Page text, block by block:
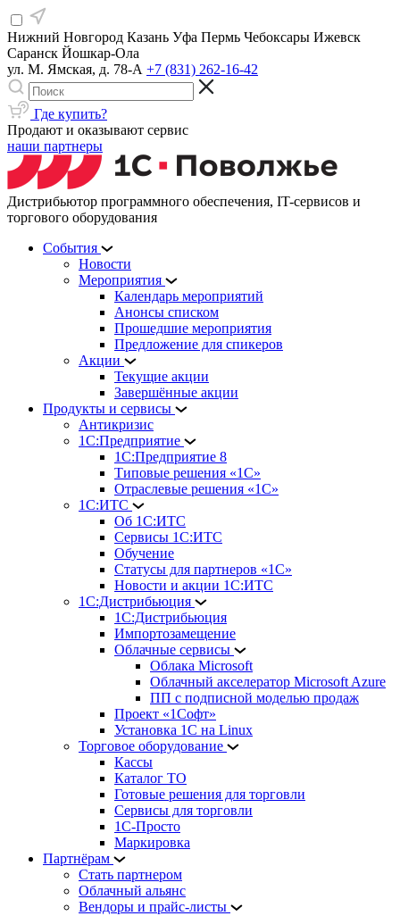
Нижний Новгород Казань Уфа Пермь Чебоксары Ижевск
Саранск Йошкар-Ола
ул. М. Ямская, д. 78-А +7 (831) 262-16-42
Где купить?
Продают и оказывают сервис
наши партнеры
Дистрибьютор программного обеспечения, IT-сервисов и
торгового оборудования
События
Новости
Мероприятия
Календарь мероприятий
Анонсы списком
Прошедшие мероприятия
Предложение для спикеров
Акции
Текущие акции
Завершённые акции
Продукты и сервисы
Антикризис
1С:Предприятие
1С:Предприятие 8
Типовые решения «1С»
Отраслевые решения «1С»
1С:ИТС
Об 1С:ИТС
Сервисы 1С:ИТС
Обучение
Статусы для партнеров «1С»
Новости и акции 1С:ИТС
1С:Дистрибьюция
1С:Дистрибьюция
Импортозамещение
Облачные сервисы
Облака Microsoft
Облачный акселератор Microsoft Azure
ПП с подписной моделью продаж
Проект «1Софт»
Установка 1С на Linux
Торговое оборудование
Кассы
Каталог ТО
Готовые решения для торговли
Сервисы для торговли
1С-Просто
Маркировка
Партнёрам
Стать партнером
Облачный альянс
Вендоры и прайс-листы